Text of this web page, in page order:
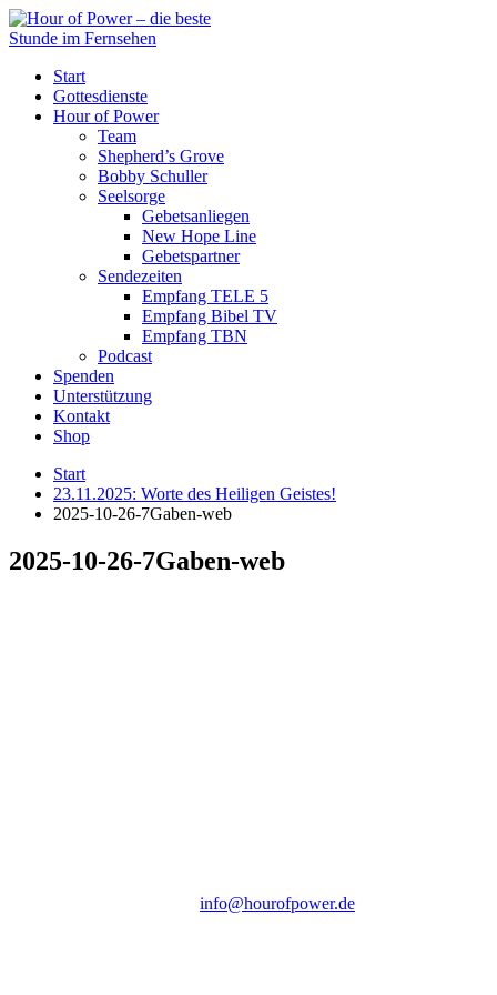
Start
Gottesdienste
Hour of Power
Team
Shepherd’s Grove
Bobby Schuller
Seelsorge
Gebetsanliegen
New Hope Line
Gebetspartner
Sendezeiten
Empfang TELE 5
Empfang Bibel TV
Empfang TBN
Podcast
Spenden
Unterstützung
Kontakt
Shop
Start
23.11.2025: Worte des Heiligen Geistes!
2025-10-26-7Gaben-web
2025-10-26-7Gaben-web
info@hourofpower.de